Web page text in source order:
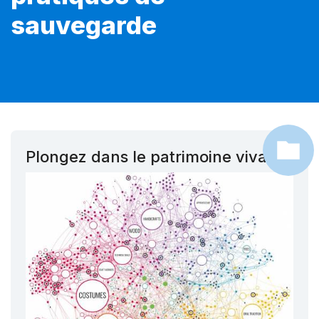
sauvegarde
Plongez dans le patrimoine vivant !